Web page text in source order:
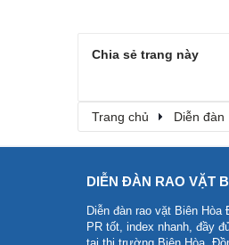
Chia sẻ trang này
Trang chủ Diễn đàn
DIỄN ĐÀN RAO VẶT
Diễn đàn rao vặt Biên Hòa
PR tốt, index nhanh, đầy